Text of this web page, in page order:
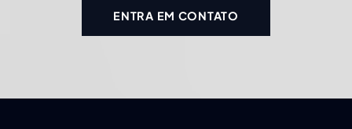
ENTRA EM CONTATO